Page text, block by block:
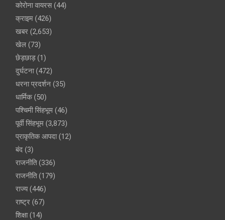
कोरोना वायरस (44)
क्राइम (426)
खबर (2,653)
खेल (73)
छेड़छाड़(1)
दुर्घटना(472)
धरना प्रदर्शन (35)
धार्मिक(50)
पश्चिमी सिंहभूम (46)
पूर्वी सिंहभूम (3,873)
प्राकृतिक आपदा(12)
बंद (3)
राजनीति(336)
राजनीति(179)
राज्य(446)
राष्ट्र (67)
शिक्षा(14)